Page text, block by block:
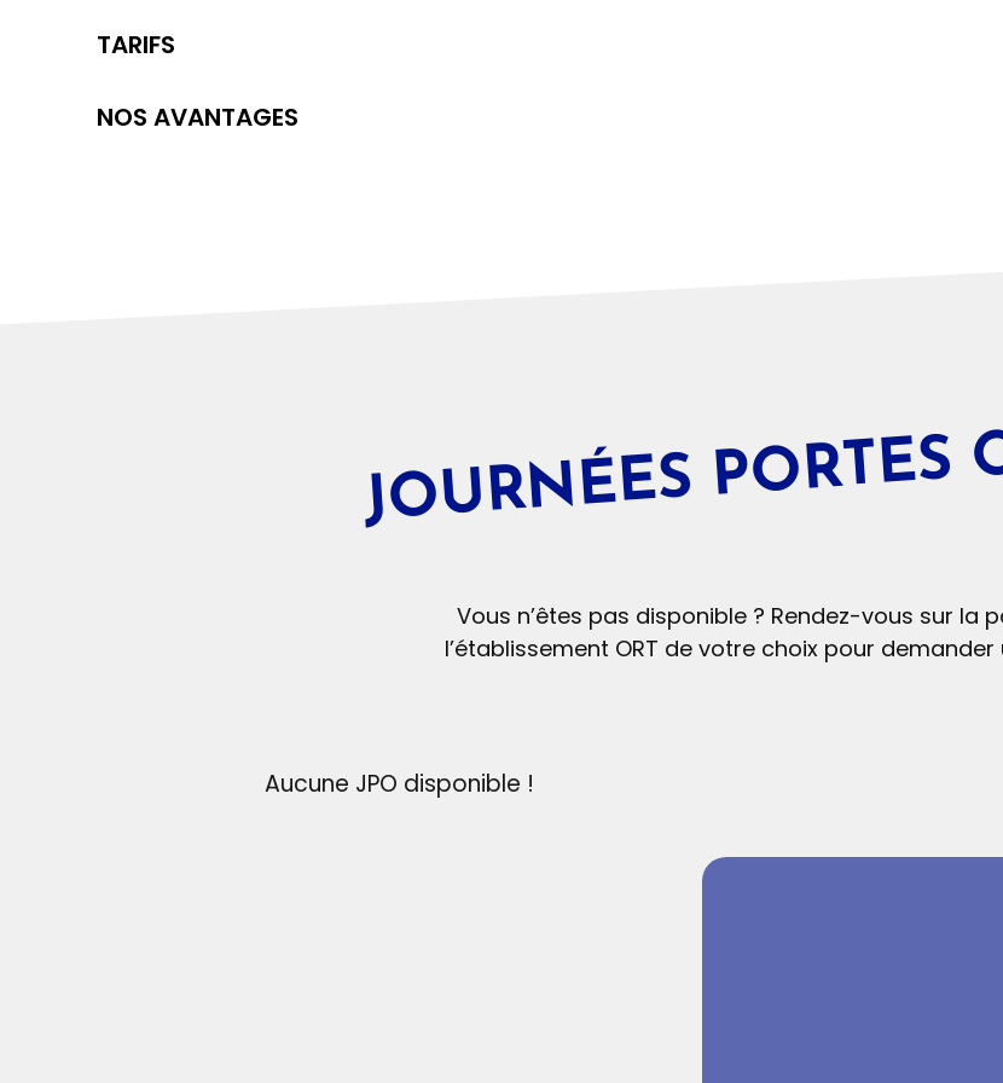
TARIFS
NOS AVANTAGES
JOURNÉES PORTES
Vous n’êtes pas disponible ? Rendez-vous sur la
l’établissement ORT de votre choix pour demander
Aucune JPO disponible !